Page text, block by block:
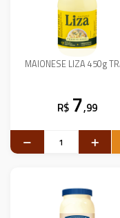
MAIONESE LIZA 450g
R$ 7,99